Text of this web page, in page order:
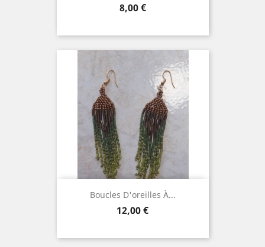
Prix
8,00 €
Boucles D'oreilles À...
Prix
12,00 €